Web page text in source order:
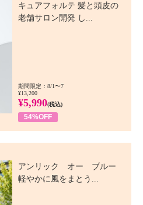
キュアフォルテ 髪と頭皮の
老舗サロン開発 し...
期間限定：8/1〜7
¥13,200
¥5,990(税込)
54%OFF
アンリック オー ブルー
軽やかに風をまとう...